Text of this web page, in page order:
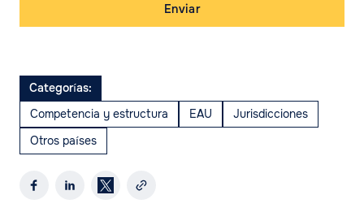
Enviar
Categorías:
Competencia y estructura
EAU
Jurisdicciones
Otros países